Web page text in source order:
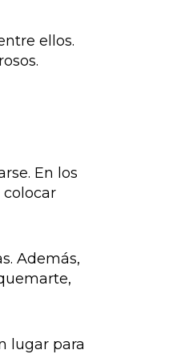
ellos.
En los
colocar
Además,
lugar para